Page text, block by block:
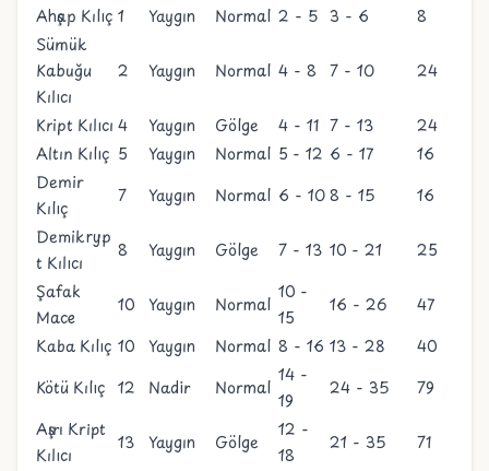
Ahşap Kılıç 1 Yaygın Normal 2 - 5 3 - 6
8
Sümük
Kabuğu
Kılıcı
2 Yaygın Normal 4 - 8 7 - 10 24
Kript Kılıcı 4 Yaygın Gölge 4 - 11 7 - 13
24
Altın Kılıç 5 Yaygın Normal 5 - 12 6 - 17
16
Demir
Kılıç
7 Yaygın Normal 6 - 108 - 15
16
Demikryp
t Kılıcı
8 Yaygın Gölge 7 - 13 10 - 21
25
Şafak
Mace
10 Yaygın Normal
10 -
15
16 - 26
47
Kaba Kılıç 10 Yaygın Normal 8 - 16 13 - 28
40
Kötü Kılıç 12 Nadir Normal
14 -
19
24 - 35
79
Aşırı Kript
Kılıcı
13 Yaygın Gölge
12 -
18
21 - 35
71